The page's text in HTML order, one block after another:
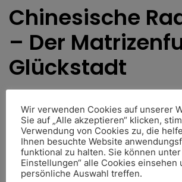
Chinesische
– Der
Glückstadt
Stall statt
Stöckelschuhe
Wir verwenden Cookies auf unserer
Sie auf „Alle akzeptieren“ klicken,
Verwendung von Cookies zu, die
Ihnen besuchte Website
funktional zu halten. Sie können
Einstellungen“ alle Cookies einsehen
persönliche Auswahl treffen.